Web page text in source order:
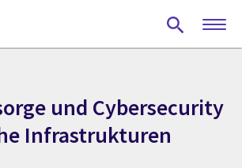
und Cybersecurity
Infrastrukturen